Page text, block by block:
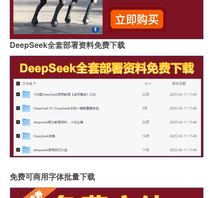
DeepSeek全套部署资料免费下载
免费可商用字体批量下载